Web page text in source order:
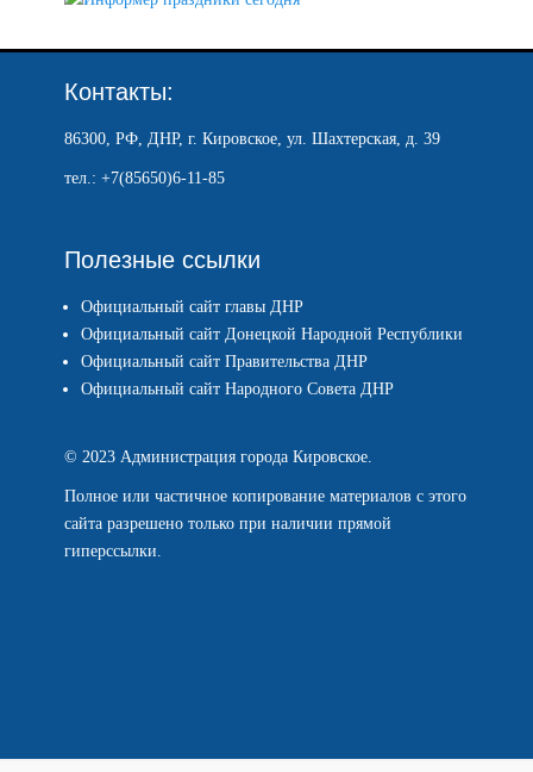
Контакты:
86300, РФ, ДНР, г. Кировское, ул. Шахтерская, д. 39
тел.: +7(85650)6-11-85
Полезные ссылки
Официальный сайт главы ДНР
Официальный сайт Донецкой Народной Республики
Официальный сайт Правительства ДНР
Официальный сайт Народного Совета ДНР
© 2023 Администрация города Кировское.
Полное или частичное копирование материалов с этого
сайта разрешено только при наличии прямой
гиперссылки.